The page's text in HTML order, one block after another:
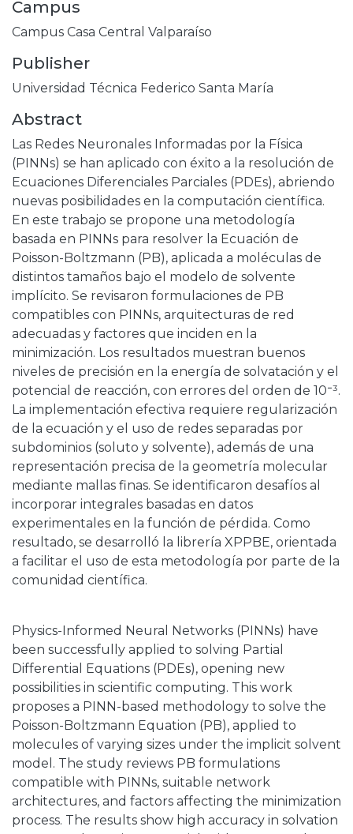
Campus
Campus Casa Central Valparaíso
Publisher
Universidad Técnica Federico Santa María
Abstract
Las Redes Neuronales Informadas por la Física
(PINNs) se han aplicado con éxito a la resolución de
Ecuaciones Diferenciales Parciales (PDEs), abriendo
nuevas posibilidades en la computación científica.
En este trabajo se propone una metodología
basada en PINNs para resolver la Ecuación de
Poisson-Boltzmann (PB), aplicada a moléculas de
distintos tamaños bajo el modelo de solvente
implícito. Se revisaron formulaciones de PB
compatibles con PINNs, arquitecturas de red
adecuadas y factores que inciden en la
minimización. Los resultados muestran buenos
niveles de precisión en la energía de solvatación y el
potencial de reacción, con errores del orden de 10⁻³.
La implementación efectiva requiere regularización
de la ecuación y el uso de redes separadas por
subdominios (soluto y solvente), además de una
representación precisa de la geometría molecular
mediante mallas finas. Se identificaron desafíos al
incorporar integrales basadas en datos
experimentales en la función de pérdida. Como
resultado, se desarrolló la librería XPPBE, orientada
a facilitar el uso de esta metodología por parte de la
comunidad científica.
Physics-Informed Neural Networks (PINNs) have
been successfully applied to solving Partial
Differential Equations (PDEs), opening new
possibilities in scientific computing. This work
proposes a PINN-based methodology to solve the
Poisson-Boltzmann Equation (PB), applied to
molecules of varying sizes under the implicit solvent
model. The study reviews PB formulations
compatible with PINNs, suitable network
architectures, and factors affecting the minimization
process. The results show high accuracy in solvation